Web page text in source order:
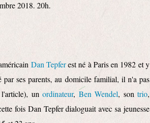
2018. 20h.
Dan Tepferest né à Paris en 1982 et y
ses parents, au domicile familial, il n'a pas
un ordinateur, Ben Wendel, son trio,
fois Dan Tepfer dialoguait avec sa jeunesse